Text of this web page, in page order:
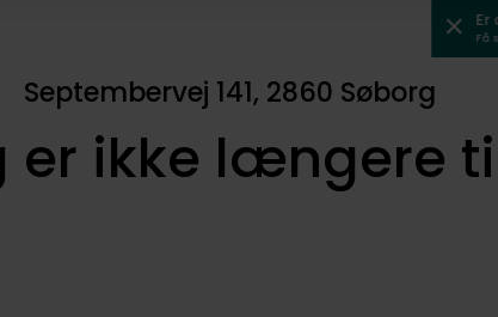
Få
Septembervej 141, 2860 Søborg
er ikke længere